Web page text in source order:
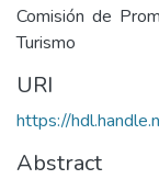
Comisión de
Turismo
URI
https://
Abstract